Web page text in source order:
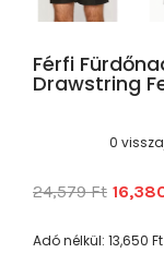
Férfi
Drawstring
0
24,579 Ft
Adó nélkül: 13,650 Ft